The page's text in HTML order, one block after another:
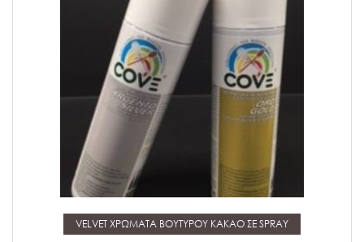
Μάθετε περισσότερα
VELVET ΧΡΩΜΑΤΑ ΒΟΥΤΥΡΟΥ ΚΑΚΑΟ ΣΕ SPRAY